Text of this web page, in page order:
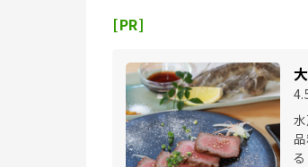
[PR]
る